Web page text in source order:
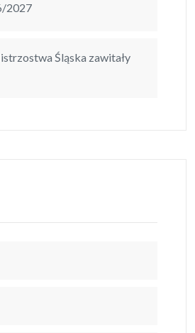
2027
Śląska zawitały